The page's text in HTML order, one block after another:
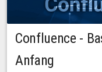
Confluence -
Anfang